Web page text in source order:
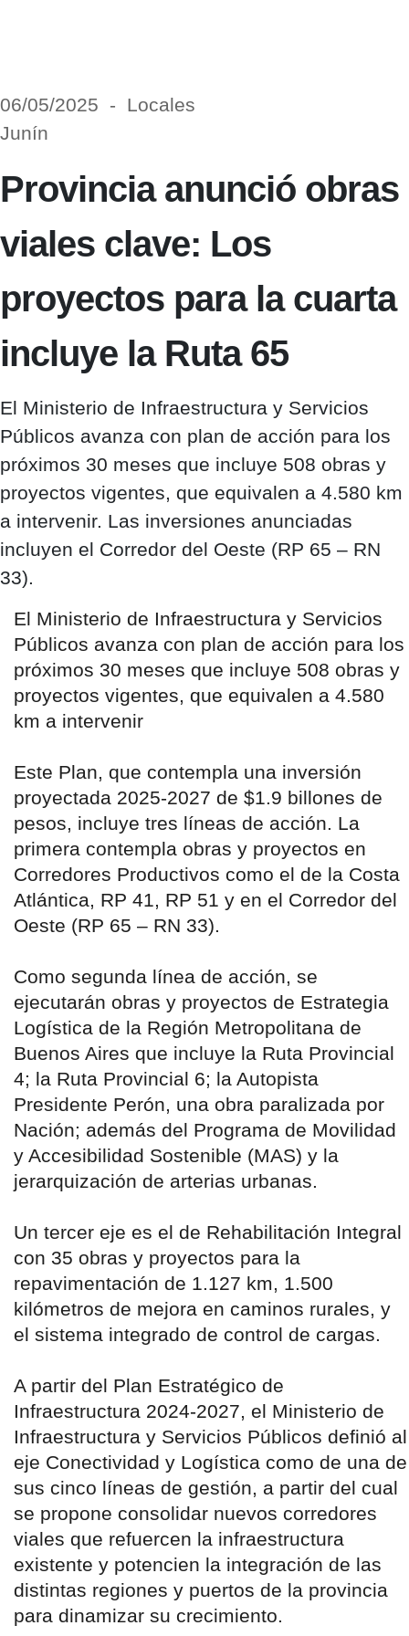
06/05/2025 - Locales
Junín
Provincia anunció obras
viales clave: Los
proyectos para la cuarta
incluye la Ruta 65
El Ministerio de Infraestructura y Servicios
Públicos avanza con plan de acción para los
próximos 30 meses que incluye 508 obras y
proyectos vigentes, que equivalen a 4.580 km
a intervenir. Las inversiones anunciadas
incluyen el Corredor del Oeste (RP 65 – RN
33).
El Ministerio de Infraestructura y Servicios
Públicos avanza con plan de acción para los
próximos 30 meses que incluye 508 obras y
proyectos vigentes, que equivalen a 4.580
km a intervenir
Este Plan, que contempla una inversión
proyectada 2025-2027 de $1.9 billones de
pesos, incluye tres líneas de acción. La
primera contempla obras y proyectos en
Corredores Productivos como el de la Costa
Atlántica, RP 41, RP 51 y en el Corredor del
Oeste (RP 65 – RN 33).
Como segunda línea de acción, se
ejecutarán obras y proyectos de Estrategia
Logística de la Región Metropolitana de
Buenos Aires que incluye la Ruta Provincial
4; la Ruta Provincial 6; la Autopista
Presidente Perón, una obra paralizada por
Nación; además del Programa de Movilidad
y Accesibilidad Sostenible (MAS) y la
jerarquización de arterias urbanas.
Un tercer eje es el de Rehabilitación Integral
con 35 obras y proyectos para la
repavimentación de 1.127 km, 1.500
kilómetros de mejora en caminos rurales, y
el sistema integrado de control de cargas.
A partir del Plan Estratégico de
Infraestructura 2024-2027, el Ministerio de
Infraestructura y Servicios Públicos definió al
eje Conectividad y Logística como de una de
sus cinco líneas de gestión, a partir del cual
se propone consolidar nuevos corredores
viales que refuercen la infraestructura
existente y potencien la integración de las
distintas regiones y puertos de la provincia
para dinamizar su crecimiento.